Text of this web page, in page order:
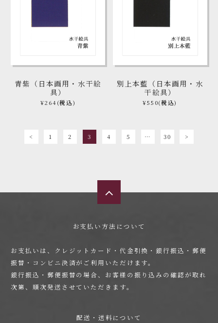
青紫（日本画用・水干絵
具）
¥264(税込)
別上本藍（日本画用・水
干絵具）
¥550(税込)
< 1 2 3 4 5 … 30 >
お支払い方法について
お支払いは、クレジットカード・代金引換・銀行振込・郵便
振替・コンビニ決済がご利用いただけます。
銀行振込・郵便振替の場合、お客様の振り込みの確認が取れ
次第、順次発送させていただきます。
配送・送料について